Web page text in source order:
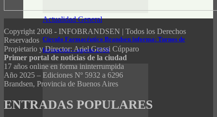
Actualidad General
Círculo Farmacéutico Brandsen informa: Turnos de
farmacias – agosto 2026
Copyright 2008 - INFOBRANDSEN | Todos los Derechos
Reservados
Propietario y Director: Ariel Grassi Cúpparo
Primer portal de noticias de la ciudad
17 años online en forma ininterrumpida
Año 2025 – Ediciones Nº 5932 a 6296
Brandsen, Provincia de Buenos Aires
ENTRADAS POPULARES